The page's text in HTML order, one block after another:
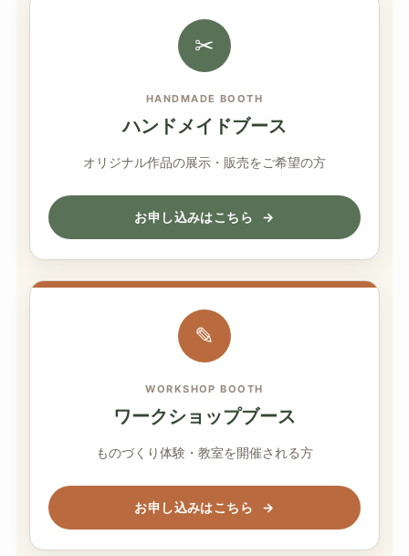
✂
HANDMADE BOOTH
ハンドメイドブース
オリジナル作品の展示・販売をご希望の方
お申し込みはこちら →
✎
WORKSHOP BOOTH
ワークショップブース
ものづくり体験・教室を開催される方
お申し込みはこちら →